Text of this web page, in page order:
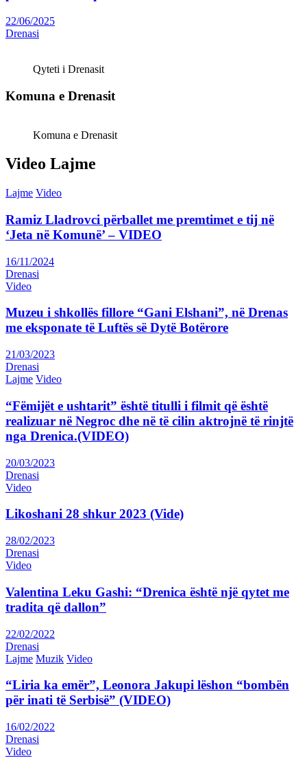
22/06/2025
Drenasi
Qyteti i Drenasit
Komuna e Drenasit
Komuna e Drenasit
Video Lajme
Lajme Video
Ramiz Lladrovci përballet me premtimet e tij në
‘Jeta në Komunë’ – VIDEO
16/11/2024
Drenasi
Video
Muzeu i shkollës fillore “Gani Elshani”, në Drenas
me eksponate të Luftës së Dytë Botërore
21/03/2023
Drenasi
Lajme Video
“Fëmijët e ushtarit” është titulli i filmit që është
realizuar në Negroc dhe në të cilin aktrojnë të rinjtë
nga Drenica.(VIDEO)
20/03/2023
Drenasi
Video
Likoshani 28 shkur 2023 (Vide)
28/02/2023
Drenasi
Video
Valentina Leku Gashi: “Drenica është një qytet me
tradita që dallon”
22/02/2022
Drenasi
Lajme Muzik Video
“Liria ka emër”, Leonora Jakupi lëshon “bombën
për inati të Serbisë” (VIDEO)
16/02/2022
Drenasi
Video